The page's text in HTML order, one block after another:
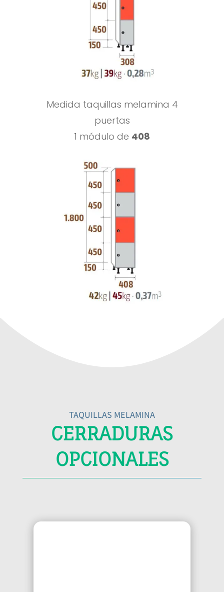
Medida taquillas melamina 4
puertas
1 módulo de 408
TAQUILLAS MELAMINA
CERRADURAS
OPCIONALES